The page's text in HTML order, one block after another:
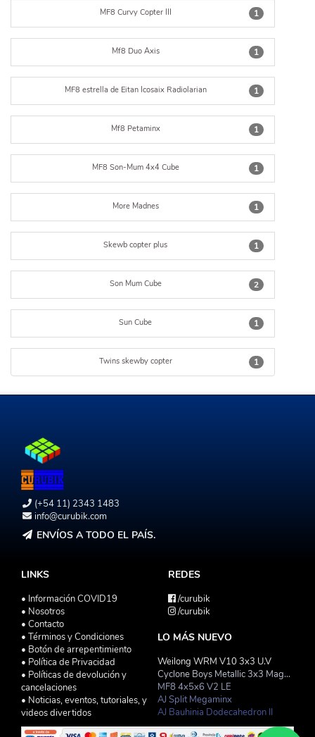
1
MF8 Curvy Copter III
1
Mf8 Duo Axis
1
MF8 estrella de Eitan Icosaix Radiolarian
1
Mf8 Petaminx
1
MF8 Son-Mum 4x4 Cube
1
More Madnes
1
Skewb copter plus
2
Son Mum Cube
1
Sun Cube
1
Twins skewby copter
(+54 11) 2343 1483
info@curubik.com
ENVÍOS A TODO EL PAÍS.
LINKS
• Información COVID19
• Nosotros
• Contacto
• Términos y Condiciones
• Botón de arrepentimiento
• Política de Privacidad
• Políticas de devolución y
cancelaciones
• Noticias, eventos, tutoriales, y
videos divertidos
REDES
/curubik
/curubik
LO MÁS NUEVO
Weilong WRM V10 3x3 U.V
Cyclone Boys Metallic 3x3 Magnetico Macaron
MF8 4x5x6 V2 LE
AJ Split Megaminx
AJ Bauhinia Dodecahedron II